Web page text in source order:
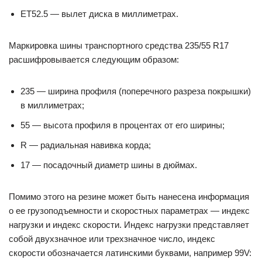
ET52.5 — вылет диска в миллиметрах.
Маркировка шины транспортного средства 235/55 R17
расшифровывается следующим образом:
235 — ширина профиля (поперечного разреза покрышки)
в миллиметрах;
55 — высота профиля в процентах от его ширины;
R — радиальная навивка корда;
17 — посадочный диаметр шины в дюймах.
Помимо этого на резине может быть нанесена информация
о ее грузоподъемности и скоростных параметрах — индекс
нагрузки и индекс скорости. Индекс нагрузки представляет
собой двухзначное или трехзначное число, индекс
скорости обозначается латинскими буквами, например 99V: